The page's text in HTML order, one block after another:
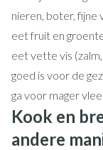
nieren, boter, fijne
eet fruit en
eet vette vis
goed is voor de
ga voor mager
Kook en
andere